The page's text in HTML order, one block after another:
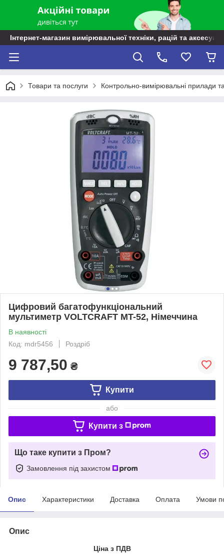
Інтернет-магазин вимірювальної техніки, рацій та
Товари та послуги Контрольно-вимірювальні прилади
Цифровий багатофункціональний
мультиметр VOLTCRAFT MT-52, Німеччина
В наявності
Код: mdr5456
Роздріб
9 787,50 ₴
Купити
або
Купити з
Що таке купити з Пром?
Замовлення під захистом
Опис Характеристики Доставка Оплата Умови
Опис
Ціна з ПДВ